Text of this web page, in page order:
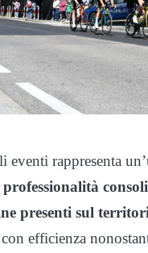
eventi rappresenta
professionalità
presenti sul
efficienza